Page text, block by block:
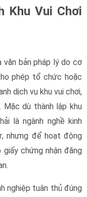
Khu Vui Chơi
văn bản pháp lý do cơ
phép tổ chức hoặc
dịch vụ khu vui chơi,
. Mặc dù thành lập khu
là ngành nghề kinh
nhưng để hoạt động
chứng nhận đăng
.
nghiệp tuân thủ đúng